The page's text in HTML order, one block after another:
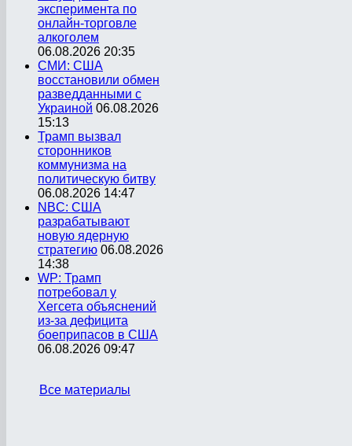
эксперимента по
онлайн-торговле
алкоголем
06.08.2026 20:35
СМИ: США
восстановили обмен
разведданными с
Украиной 06.08.2026
15:13
Трамп вызвал
сторонников
коммунизма на
политическую битву
06.08.2026 14:47
NBC: США
разрабатывают
новую ядерную
стратегию 06.08.2026
14:38
WP: Трамп
потребовал у
Хегсета объяснений
из-за дефицита
боеприпасов в США
06.08.2026 09:47
Все материалы